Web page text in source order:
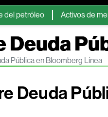
Activos de mercados
Deuda
Pública en Bloomberg Línea
Deuda